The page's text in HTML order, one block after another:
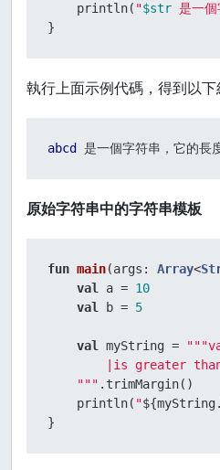
    println(
"$str 是一個
}
執行上面示例代碼，得到以下
abcd 是一個字符串，它的長
原始字符串中的字符串模板
fun main(args: Array<
val
a = 10
val
b = 5
val myString =
|is greater
    """
.trimMargin()
    println(
"
}